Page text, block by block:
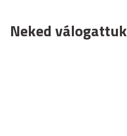
Neked válogattuk